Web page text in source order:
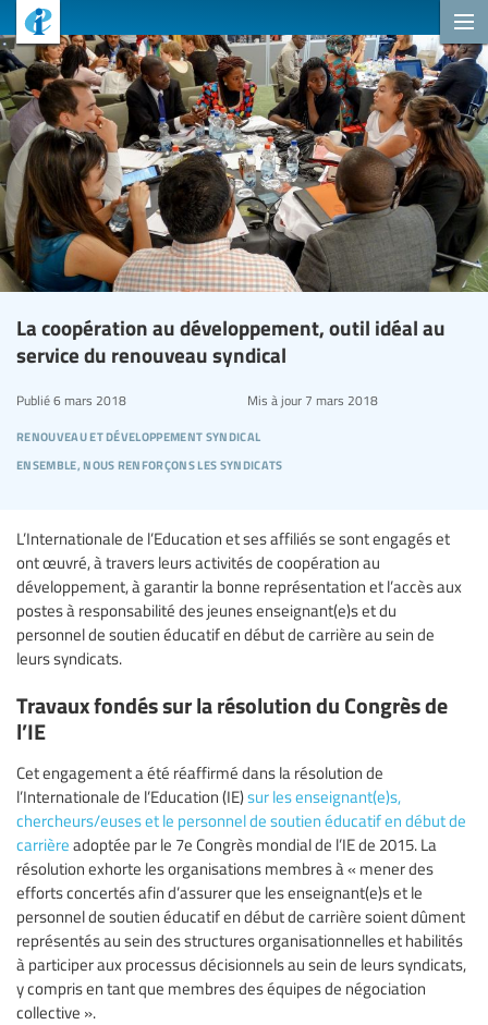
La coopération au développement, outil idéal au
service du renouveau syndical
renouveau et développement syndical
ensemble, nous renforçons les syndicats
Publié6 mars 2018 Mis à jour7 mars 2018
L’Internationale de l’Education et ses affiliés se sont engagés et
ont œuvré, à travers leurs activités de coopération au
développement, à garantir la bonne représentation et l’accès aux
postes à responsabilité des jeunes enseignant(e)s et du
personnel de soutien éducatif en début de carrière au sein de
leurs syndicats.
Travaux fondés sur la résolution du Congrès de
l’IE
Cet engagement a été réaffirmé dans la résolution de
l’Internationale de l’Education (IE)sur les enseignant(e)s,
chercheurs/euses et le personnel de soutien éducatif en début de
carrière adoptée par le 7e Congrès mondial de l’IE de 2015. La
résolution exhorte les organisations membres à « mener des
efforts concertés afin d’assurer que les enseignant(e)s et le
personnel de soutien éducatif en début de carrière soient dûment
représentés au sein des structures organisationnelles et habilités
à participer aux processus décisionnels au sein de leurs syndicats,
y compris en tant que membres des équipes de négociation
collective ».